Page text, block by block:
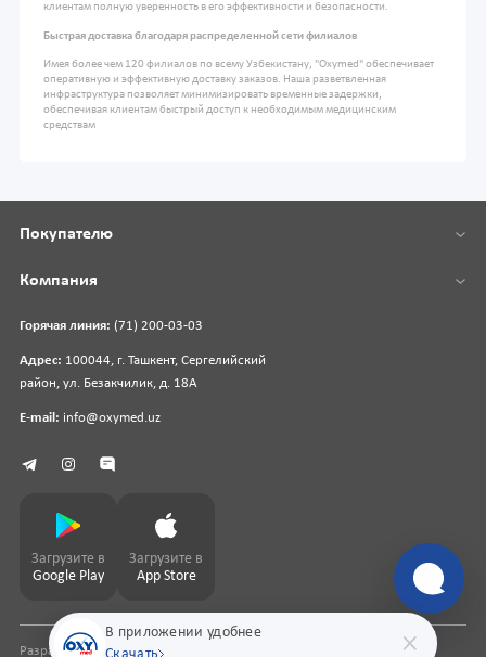
клиентам полную уверенность в его эффективности и безопасности.
Быстрая доставка благодаря распределенной сети филиалов
Имея более чем 120 филиалов по всему Узбекистану, "Oxymed" обеспечивает
оперативную и эффективную доставку заказов. Наша разветвленная
инфраструктура позволяет минимизировать временные задержки,
обеспечивая клиентам быстрый доступ к необходимым медицинским
средствам
В приложении удобнее
Горячая линия: (71) 200-03-03
Адрес: 100044, г. Ташкент, Сергелийский
район, ул. Безакчилик, д. 18А
E-mail: info@oxymed.uz
Покупателю
Компания
Загрузите в
Google Play
Загрузите в
App Store
Разработка сайтаpharmit.uz